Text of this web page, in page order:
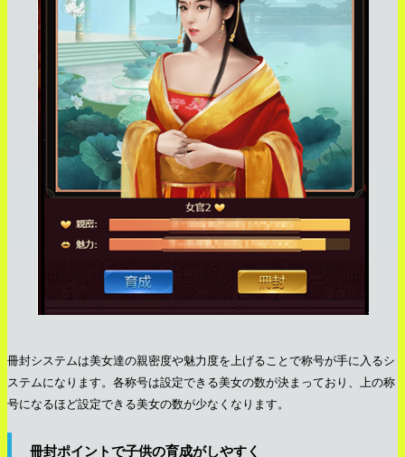
冊封システムは美女達の親密度や魅力度を上げることで称号が手に入るシ
ステムになります。各称号は設定できる美女の数が決まっており、上の称
号になるほど設定できる美女の数が少なくなります。
冊封ポイントで子供の育成がしやすく